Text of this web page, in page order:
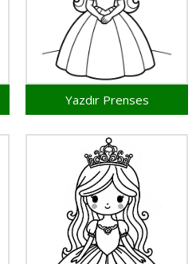
Yazdır Prenses